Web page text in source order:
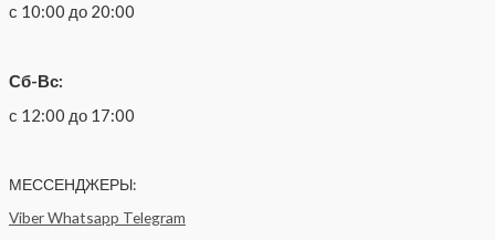
с 10:00 до 20:00
Сб-Вс:
с 12:00 до 17:00
МЕССЕНДЖЕРЫ:
ViberWhatsapp Telegram